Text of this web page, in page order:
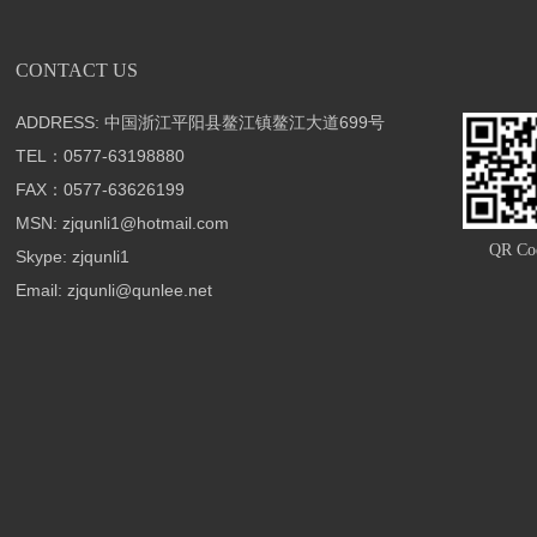
CONTACT US
ADDRESS: 中国浙江平阳县鳌江镇鳌江大道699号
TEL：0577-63198880
FAX：0577-63626199
MSN: zjqunli1@hotmail.com
Skype: zjqunli1
Email: zjqunli@qunlee.net
QR